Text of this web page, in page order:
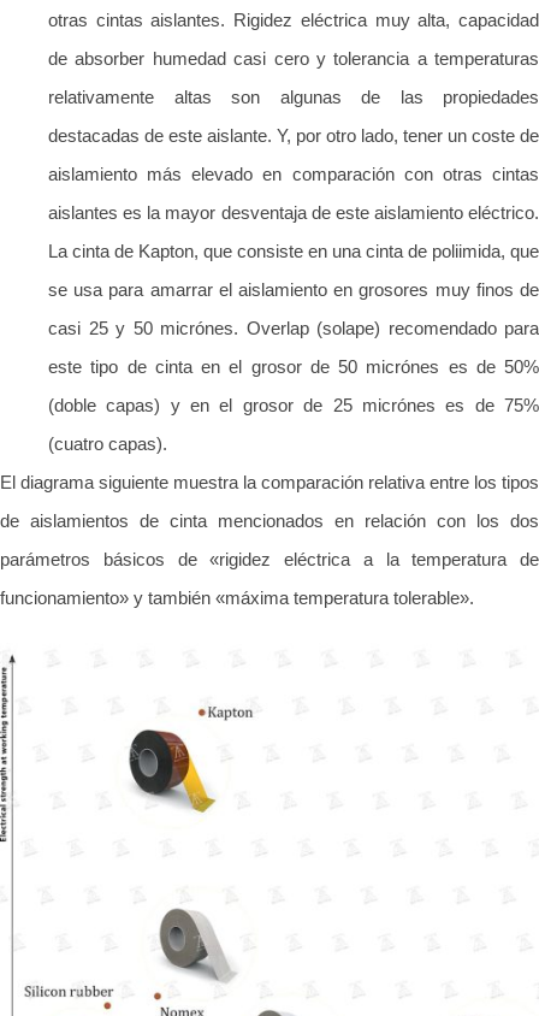
otras cintas aislantes. Rigidez eléctrica muy alta, capacidad
de absorber humedad casi cero y tolerancia a temperaturas
relativamente altas son algunas de las propiedades
destacadas de este aislante. Y, por otro lado, tener un coste de
aislamiento más elevado en comparación con otras cintas
aislantes es la mayor desventaja de este aislamiento eléctrico.
La cinta de Kapton, que consiste en una cinta de poliimida, que
se usa para amarrar el aislamiento en grosores muy finos de
casi 25 y 50 micrónes. Overlap (solape) recomendado para
este tipo de cinta en el grosor de 50 micrónes es de 50%
(doble capas) y en el grosor de 25 micrónes es de 75%
(cuatro capas).
El diagrama siguiente muestra la comparación relativa entre los tipos
de aislamientos de cinta mencionados en relación con los dos
parámetros básicos de «rigidez eléctrica a la temperatura de
funcionamiento» y también «máxima temperatura tolerable».